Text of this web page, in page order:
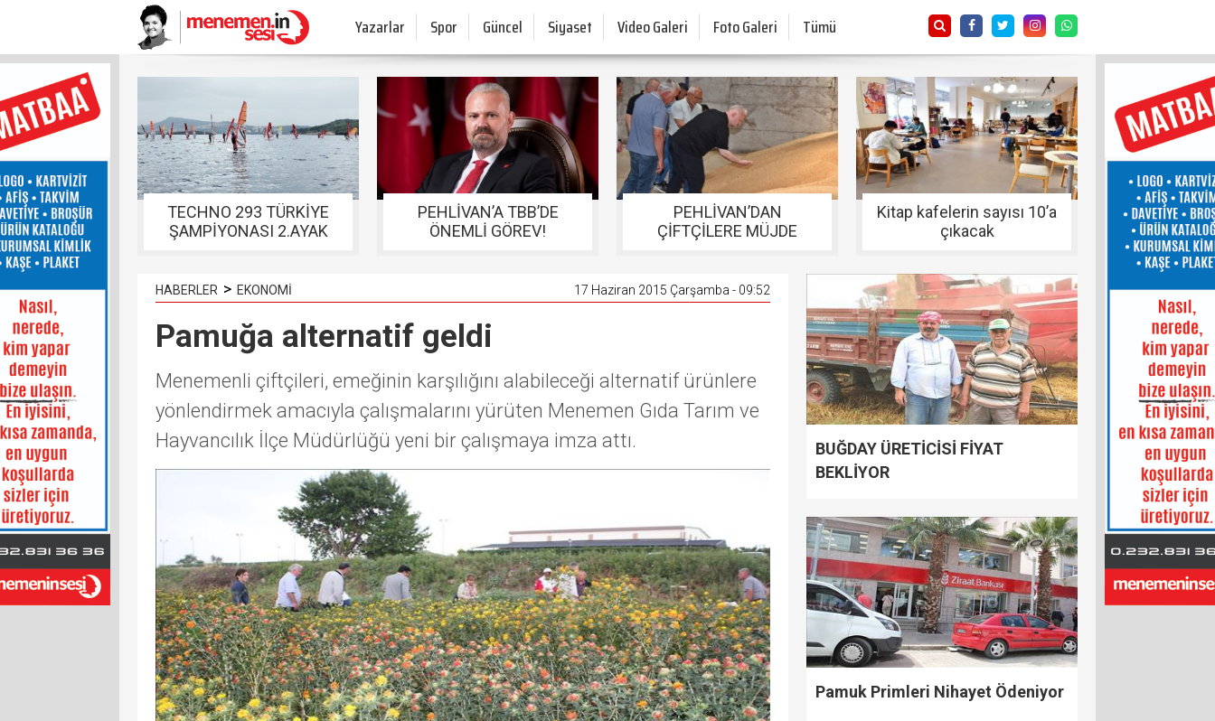
Yazarlar Spor Güncel Siyaset Video Galeri Foto Galeri Tümü
TECHNO 293 TÜRKİYE
ŞAMPİYONASI 2.AYAK
PEHLİVAN’A TBB’DE
ÖNEMLİ GÖREV!
PEHLİVAN’DAN
ÇİFTÇİLERE MÜJDE
Kitap kafelerin sayısı 10’a
çıkacak
HABERLER > EKONOMİ 17 Haziran 2015 Çarşamba - 09:52
Pamuğa alternatif geldi
Menemenli çiftçileri, emeğinin karşılığını alabileceği alternatif ürünlere
yönlendirmek amacıyla çalışmalarını yürüten Menemen Gıda Tarım ve
Hayvancılık İlçe Müdürlüğü yeni bir çalışmaya imza attı.
BUĞDAY ÜRETİCİSİ FİYAT
BEKLİYOR
Pamuk Primleri Nihayet Ödeniyor